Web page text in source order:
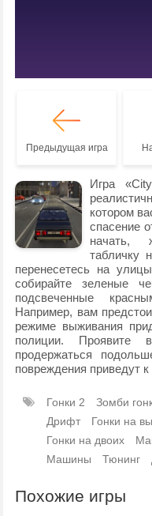
Предыдущая игра
Игра
котором
спасение
начать,
табличку
перенесетесь на
собирайте зеленые
подсвеченные
Например, вам
режиме выживания
полиции. Проявите
продержаться
повреждения приведут
Гонки 2 Зомби
Дрифт
Гонки на
Гонки на двоих
Машины
Тюнинг
Похожие игры